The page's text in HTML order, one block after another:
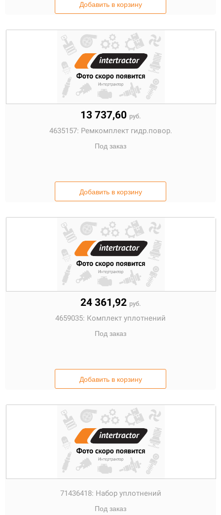
Добавить в корзину
13 737,60 руб.
4635157: Ремкомплект гидр.повор.
Под заказ
Добавить в корзину
24 361,92 руб.
4659035: Комплект уплотнений
Под заказ
Добавить в корзину
71436418: Набор уплотнений
Под заказ